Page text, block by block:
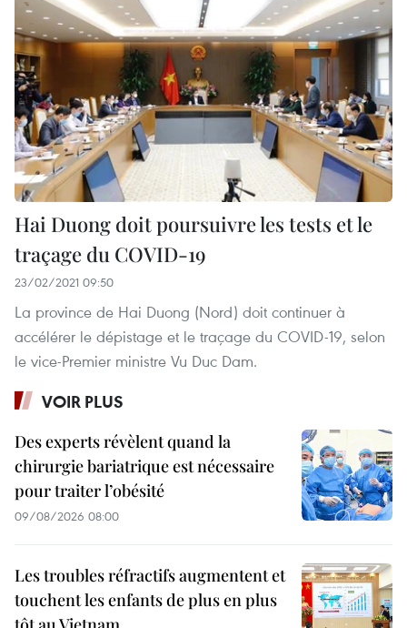
​Hai Duong doit poursuivre les tests et le
traçage du COVID-19
23/02/2021 09:50
La province de Hai Duong (Nord) doit continuer à
accélérer le dépistage et le traçage du COVID-19, selon
le vice-Premier ministre Vu Duc Dam.
VOIR PLUS
Des experts révèlent quand la
chirurgie bariatrique est nécessaire
pour traiter l’obésité
09/08/2026 08:00
Les troubles réfractifs augmentent et
touchent les enfants de plus en plus